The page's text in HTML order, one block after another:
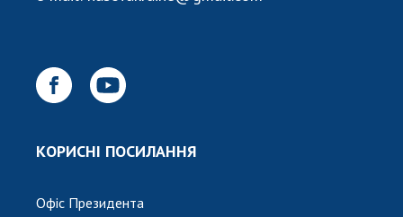
КОРИСНІ ПОСИЛАННЯ
Офіс Президента